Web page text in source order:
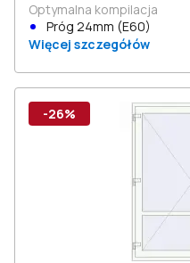
Optymalna kompilacja
Próg 24mm (E60)
Więcej szczegółów
-26%